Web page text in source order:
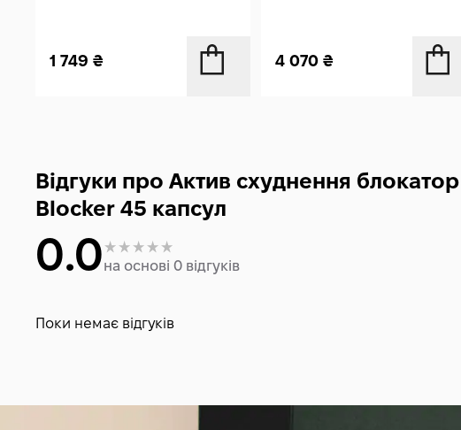
1 749 ₴ 4 070₴
Відгуки про Актив схуднення
Blocker 45 капсул
0.0на основі 0 відгуків
Поки немає відгуків